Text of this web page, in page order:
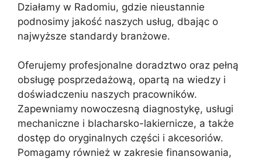
Działamy w Radomiu, gdzie nieustannie
podnosimy jakość naszych usług, dbając o
najwyższe standardy branżowe.
Oferujemy profesjonalne doradztwo oraz pełną
obsługę posprzedażową, opartą na wiedzy i
doświadczeniu naszych pracowników.
Zapewniamy nowoczesną diagnostykę, usługi
mechaniczne i blacharsko-lakiernicze, a także
dostęp do oryginalnych części i akcesoriów.
Pomagamy również w zakresie finansowania,